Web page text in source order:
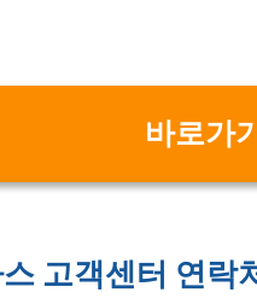
바로가기
고객센터 연락